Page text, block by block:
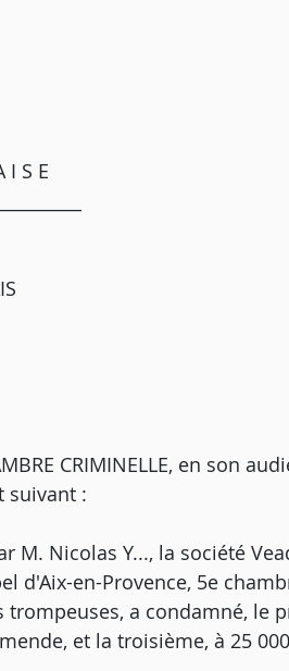
I S E
CRIMINELLE, en son
suivant :
M. Nicolas Y..., la société
d'Aix-en-Provence, 5e
a condamné, le
et la troisième, à 25